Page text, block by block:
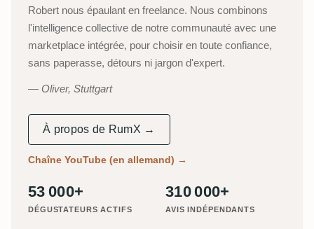
Robert nous épaulant en freelance. Nous combinons
l'intelligence collective de notre communauté avec une
marketplace intégrée, pour choisir en toute confiance,
sans paperasse, détours ni jargon d'expert.
Oliver, Stuttgart
À propos de RumX →
Chaîne YouTube (en allemand) →
53 000+
DÉGUSTATEURS ACTIFS
310 000+
AVIS INDÉPENDANTS